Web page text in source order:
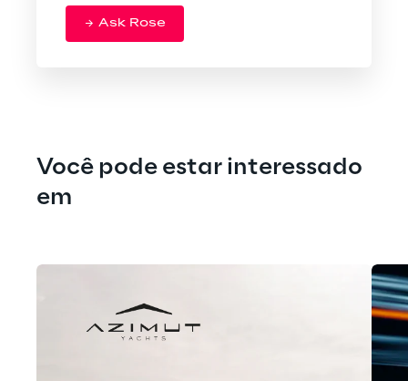
Ask Rose
Você pode estar interessado
em